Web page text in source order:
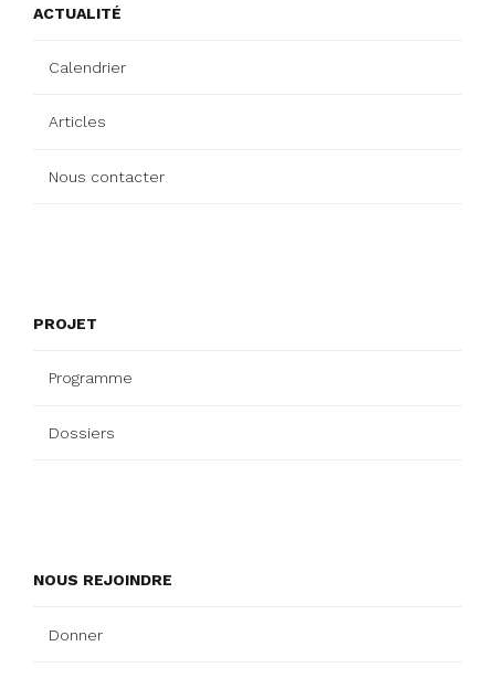
ACTUALITÉ
Calendrier
Articles
Nous contacter
PROJET
Programme
Dossiers
NOUS REJOINDRE
Donner